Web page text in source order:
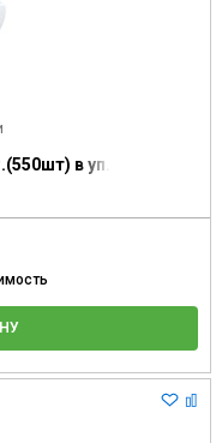
в уп.